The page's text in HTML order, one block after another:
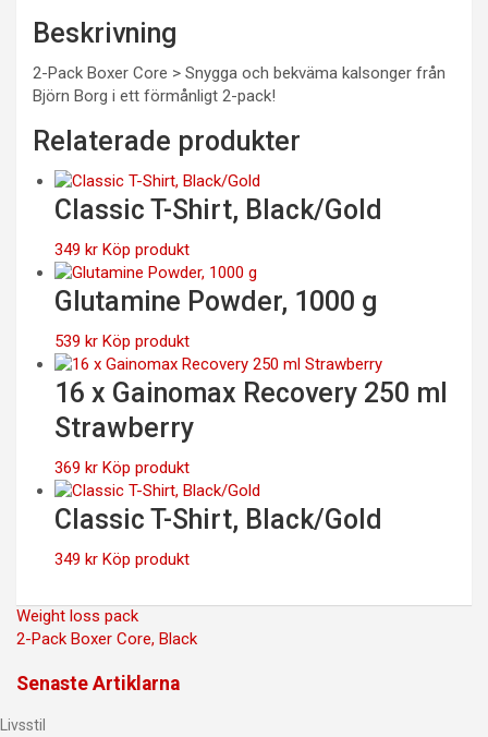
Beskrivning
2-Pack Boxer Core > Snygga och bekväma kalsonger från
Björn Borg i ett förmånligt 2-pack!
Relaterade produkter
Classic T-Shirt, Black/Gold
349 kr Köp produkt
Glutamine Powder, 1000 g
539 kr Köp produkt
16 x Gainomax Recovery 250 ml
Strawberry
369 kr Köp produkt
Classic T-Shirt, Black/Gold
349 kr Köp produkt
Inläggsnavigering
Weight loss pack
2-Pack Boxer Core, Black
Senaste Artiklarna
Livsstil